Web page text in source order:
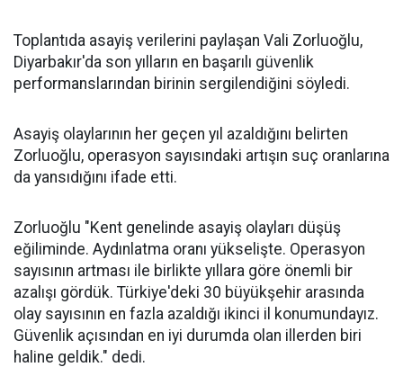
Toplantıda asayiş verilerini paylaşan Vali Zorluoğlu,
Diyarbakır'da son yılların en başarılı güvenlik
performanslarından birinin sergilendiğini söyledi.
Asayiş olaylarının her geçen yıl azaldığını belirten
Zorluoğlu, operasyon sayısındaki artışın suç oranlarına
da yansıdığını ifade etti.
Zorluoğlu "Kent genelinde asayiş olayları düşüş
eğiliminde. Aydınlatma oranı yükselişte. Operasyon
sayısının artması ile birlikte yıllara göre önemli bir
azalışı gördük. Türkiye'deki 30 büyükşehir arasında
olay sayısının en fazla azaldığı ikinci il konumundayız.
Güvenlik açısından en iyi durumda olan illerden biri
haline geldik." dedi.